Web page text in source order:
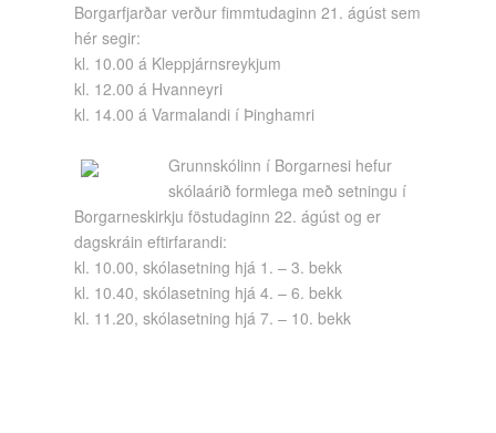
Borgarfjarðar verður fimmtudaginn 21. ágúst sem
hér segir:
kl. 10.00 á Kleppjárnsreykjum
kl. 12.00 á Hvanneyri
kl. 14.00 á Varmalandi í Þinghamri
Grunnskólinn í Borgarnesi hefur
skólaárið formlega með setningu í
Borgarneskirkju föstudaginn 22. ágúst og er
dagskráin eftirfarandi:
kl. 10.00, skólasetning hjá 1. – 3. bekk
kl. 10.40, skólasetning hjá 4. – 6. bekk
kl. 11.20, skólasetning hjá 7. – 10. bekk